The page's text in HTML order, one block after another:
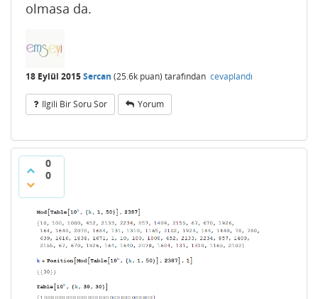
olmasa da.
18 Eylül 2015Sercan (25.6k puan) tarafından cevaplandı
Ilgili Bir Soru Sor Yorum
0
0